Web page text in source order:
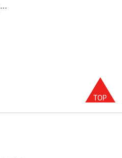
Kiwami ライティングマット下敷 A5【ブラウン&キャメル】